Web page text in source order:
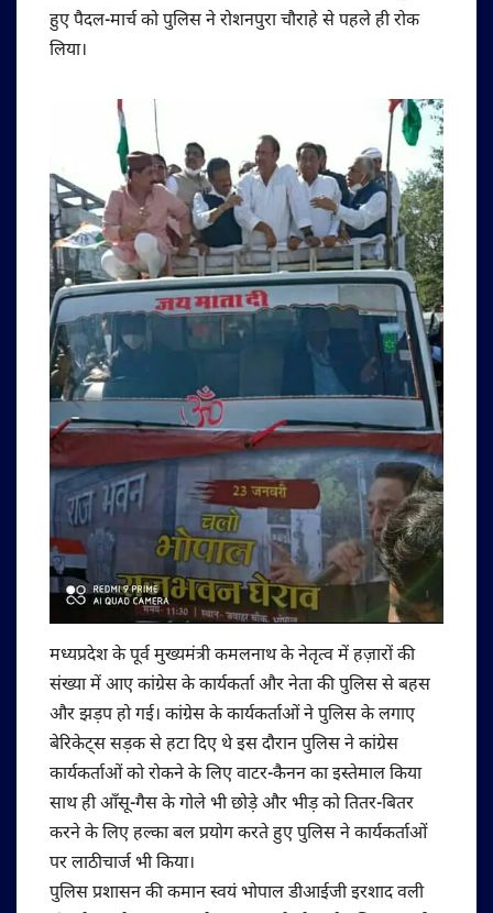
हुए पैदल-मार्च को पुलिस ने रोशनपुरा चौराहे से पहले ही रोक
लिया।
मध्यप्रदेश के पूर्व मुख्यमंत्री कमलनाथ के नेतृत्व में हज़ारों की
संख्या में आए कांग्रेस के कार्यकर्ता और नेता की पुलिस से बहस
और झड़प हो गई। कांग्रेस के कार्यकर्ताओं ने पुलिस के लगाए
बेरिकेट्स सड़क से हटा दिए थे इस दौरान पुलिस ने कांग्रेस
कार्यकर्ताओं को रोकने के लिए वाटर-कैनन का इस्तेमाल किया
साथ ही आँसू-गैस के गोले भी छोड़े और भीड़ को तितर-बितर
करने के लिए हल्का बल प्रयोग करते हुए पुलिस ने कार्यकर्ताओं
पर लाठीचार्ज भी किया।
पुलिस प्रशासन की कमान स्वयं भोपाल डीआईजी इरशाद वली